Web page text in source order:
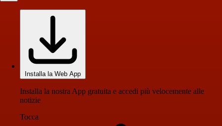
Installa la Web App
Installa la nostra App gratuita e accedi più velocemente alle
notizie
Tocca